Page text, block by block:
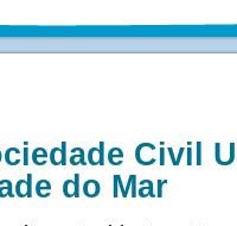
Civil
do Mar